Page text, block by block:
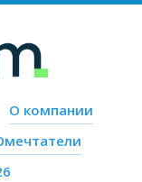
О компании